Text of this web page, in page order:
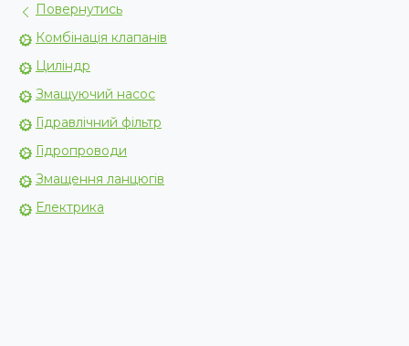
Повернутись
Комбінація клапанів
Циліндр
Змащуючий насос
Гідравлічний фільтр
Гідропроводи
Змащення ланцюгів
Електрика